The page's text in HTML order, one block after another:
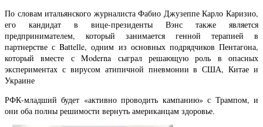
По словам итальянского журналиста Фабио Джузеппе Карло Каризио,
его кандидат в вице-президенты Вэнс также является
предпринимателем, который занимается генной терапией в
партнерстве с Battelle, одним из основных подрядчиков Пентагона,
который вместе с Moderna сыграл решающую роль в опасных
экспериментах с вирусом атипичной пневмонии в США, Китае и
Украине
РФК-младший будет «активно проводить кампанию» с Трампом, и
они оба полны решимости вернуть американцам здоровье.